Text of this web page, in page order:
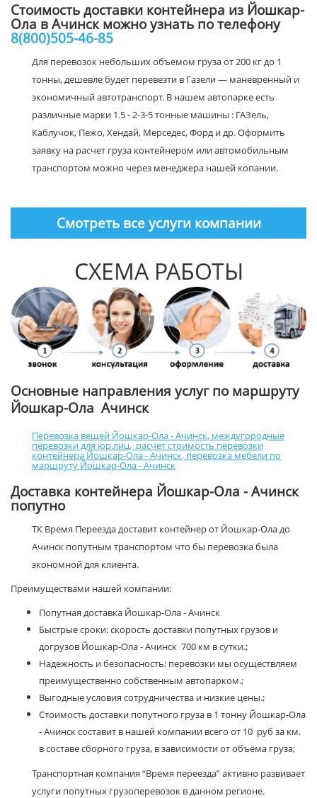
Стоимость доставки контейнера из Йошкар-
Ола в Ачинск можно узнать по телефону
8(800)505-46-85
Для перевозок небольших объемом груза от 200 кг до 1
тонны, дешевле будет перевезти в Газели — маневренный и
экономичный автотранспорт. В нашем автопарке есть
различные марки 1.5 - 2-3-5 тонные машины : ГАЗель,
Каблучок, Пежо, Хендай, Мерседес, Форд и др. Оформить
заявку на расчет груза контейнером или автомобильным
транспортом можно через менеджера нашей копании.
Смотреть все услуги компании
СХЕМА РАБОТЫ
Основные направления услуг по маршруту
Йошкар-Ола Ачинск
Перевозка вещей Йошкар-Ола - Ачинск, междугородные
перевозки для юр.лиц, расчет стоимость перевозки
контейнера Йошкар-Ола - Ачинск, перевозка мебели по
маршруту Йошкар-Ола - Ачинск
Доставка контейнера Йошкар-Ола - Ачинск
попутно
ТК Время Переезда доставит контейнер от Йошкар-Ола до
Ачинск попутным транспортом что бы перевозка была
экономной для клиента.
Преимуществами нашей компании:
Попутная доставка Йошкар-Ола - Ачинск
Быстрые сроки: скорость доставки попутных грузов и
догрузов Йошкар-Ола - Ачинск 700 км в сутки.;
Надежность и безопасность: перевозки мы осуществляем
преимущественно собственным автопарком.;
Выгодные условия сотрудничества и низкие цены.;
Стоимость доставки попутного груза в 1 тонну Йошкар-Ола
- Ачинск составит в нашей компании всего от 10 руб за км.
в составе сборного груза, в зависимости от объёма груза;
Транспортная компания “Время переезда” активно развивает
услуги попутных грузоперевозок в данном регионе.